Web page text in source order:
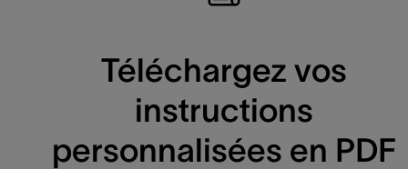
Téléchargez vos
instructions
personnalisées en PDF